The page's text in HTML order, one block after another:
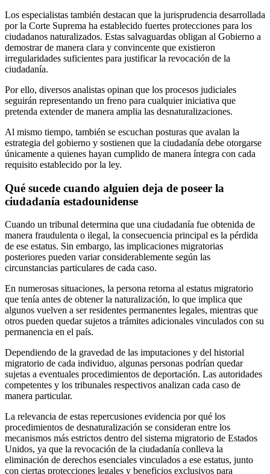
Los especialistas también destacan que la jurisprudencia desarrollada
por la Corte Suprema ha establecido fuertes protecciones para los
ciudadanos naturalizados. Estas salvaguardas obligan al Gobierno a
demostrar de manera clara y convincente que existieron
irregularidades suficientes para justificar la revocación de la
ciudadanía.
Por ello, diversos analistas opinan que los procesos judiciales
seguirán representando un freno para cualquier iniciativa que
pretenda extender de manera amplia las desnaturalizaciones.
Al mismo tiempo, también se escuchan posturas que avalan la
estrategia del gobierno y sostienen que la ciudadanía debe otorgarse
únicamente a quienes hayan cumplido de manera íntegra con cada
requisito establecido por la ley.
Qué sucede cuando alguien deja de poseer la
ciudadanía estadounidense
Cuando un tribunal determina que una ciudadanía fue obtenida de
manera fraudulenta o ilegal, la consecuencia principal es la pérdida
de ese estatus. Sin embargo, las implicaciones migratorias
posteriores pueden variar considerablemente según las
circunstancias particulares de cada caso.
En numerosas situaciones, la persona retorna al estatus migratorio
que tenía antes de obtener la naturalización, lo que implica que
algunos vuelven a ser residentes permanentes legales, mientras que
otros pueden quedar sujetos a trámites adicionales vinculados con su
permanencia en el país.
Dependiendo de la gravedad de las imputaciones y del historial
migratorio de cada individuo, algunas personas podrían quedar
sujetas a eventuales procedimientos de deportación. Las autoridades
competentes y los tribunales respectivos analizan cada caso de
manera particular.
La relevancia de estas repercusiones evidencia por qué los
procedimientos de desnaturalización se consideran entre los
mecanismos más estrictos dentro del sistema migratorio de Estados
Unidos, ya que la revocación de la ciudadanía conlleva la
eliminación de derechos esenciales vinculados a ese estatus, junto
con ciertas protecciones legales y beneficios exclusivos para